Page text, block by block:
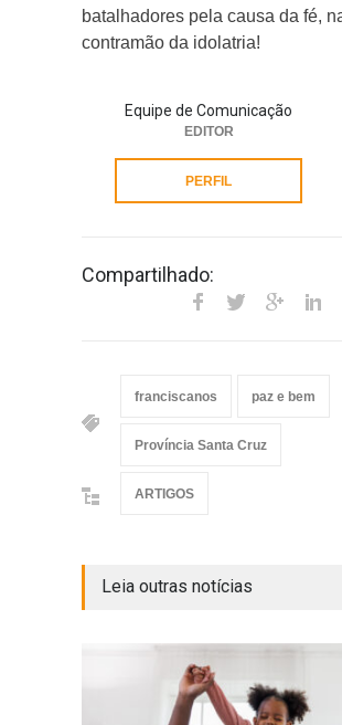
batalhadores pela causa da fé,
contramão da idolatria!
Equipe de Comunicação
EDITOR
PERFIL
Compartilhado:
franciscanos paz e bem
Província Santa Cruz
ARTIGOS
Leia outras notícias